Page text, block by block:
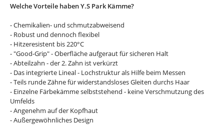
Welche Vorteile haben Y.S Park Kämme?
- Chemikalien- und schmutzabweisend
- Robust und dennoch flexibel
- Hitzeresistent bis 220°C
- "Good-Grip" - Oberfläche aufgeraut für sicheren Halt
- Abteilzahn - der 2. Zahn ist verkürzt
- Das integrierte Lineal - Lochstruktur als Hilfe beim Messen
- Teils runde Zähne für widerstandsloses Gleiten durchs Haar
- Einzelne Färbekämme selbststehend - keine Verschmutzung des
Umfelds
- Angenehm auf der Kopfhaut
- Außergewöhnliches Design